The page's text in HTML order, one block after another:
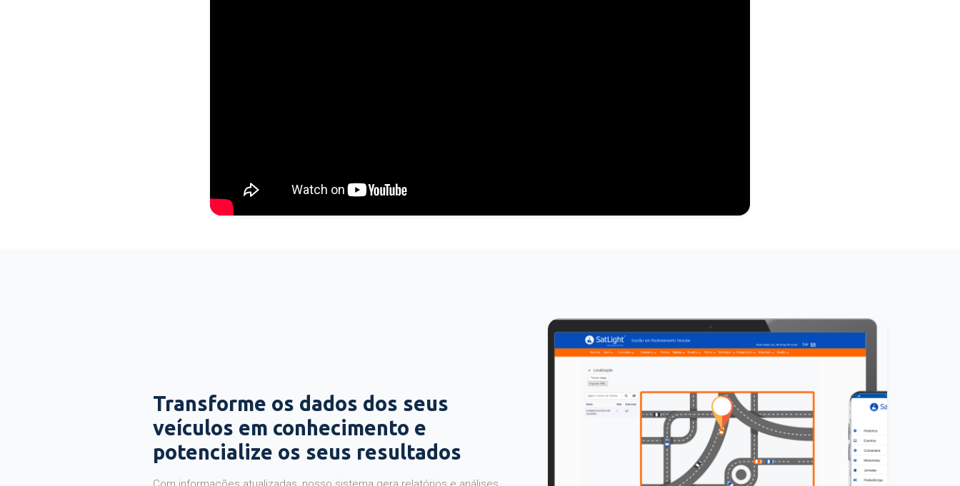
Transforme os dados dos seus
veículos em conhecimento e
potencialize os seus resultados
Com informações atualizadas, nosso sistema gera relatórios e análises